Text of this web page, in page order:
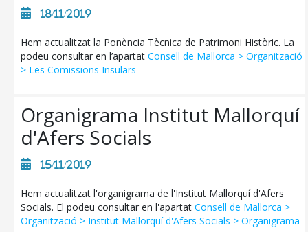
CONSELL DE MALLORCA
SEU ELECTRÒNICA
MALLORCA.ES
18/11/2019
Hem actualitzat la Ponència Tècnica de Patrimoni Històric. La
podeu consultar en l’apartat Consell de Mallorca > Organització
> Les Comissions Insulars
Organigrama Institut Mallorquí
d'Afers Socials
15/11/2019
Hem actualitzat l'organigrama de l'Institut Mallorquí d'Afers
Socials. El podeu consultar en l'apartat Consell de Mallorca >
Organització > Institut Mallorquí d'Afers Socials > Organigrama